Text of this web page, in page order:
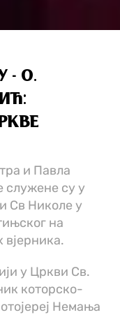
- О.
и Павла
служене су у
Св Николе у
на
у Цркви Св.
которско-
Немања